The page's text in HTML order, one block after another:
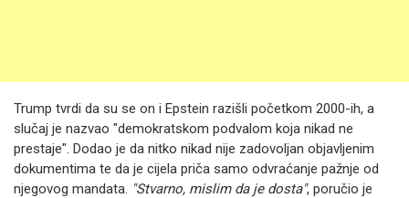
Trump tvrdi da su se on i Epstein razišli početkom 2000-ih, a
slučaj je nazvao "demokratskom podvalom koja nikad ne
prestaje". Dodao je da nitko nikad nije zadovoljan objavljenim
dokumentima te da je cijela priča samo odvraćanje pažnje od
njegovog mandata. "Stvarno, mislim da je dosta", poručio je